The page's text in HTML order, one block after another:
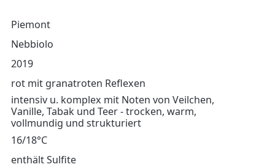
Piemont
Nebbiolo
2019
rot mit granatroten Reflexen
intensiv u. komplex mit Noten von Veilchen,
Vanille, Tabak und Teer - trocken, warm,
vollmundig und strukturiert
16/18°C
enthält Sulfite